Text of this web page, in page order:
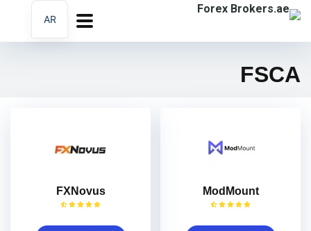
FSCA
ModMount
FXNovus
AR
EN